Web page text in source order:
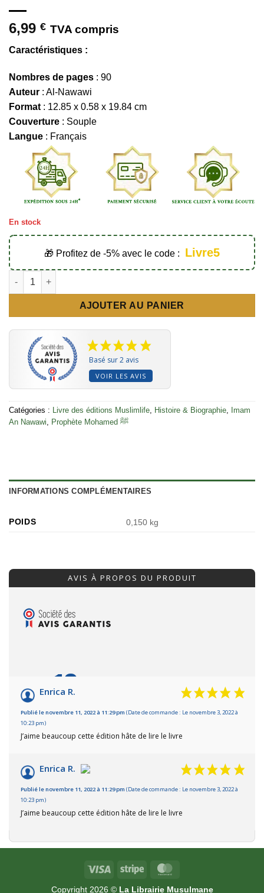
6,99 € TVA compris
Caractéristiques :
Nombres de pages : 90
Auteur : Al-Nawawi
Format : 12.85 x 0.58 x 19.84 cm
Couverture : Souple
Langue : Français
En stock
🎁 Profitez de -5% avec le code : Livre5
AJOUTER AU PANIER
Basé sur 2 avis
VOIR LES AVIS
Catégories : Livre des éditions Muslimlife Histoire & Biographie Imam
An Nawawi
Prophète Mohamed ﷺ
INFORMATIONS COMPLÉMENTAIRES
POIDS 0,150 kg
AVIS À PROPOS DU PRODUIT
10
Basé sur 2 avis
Enrica R.
Publié le novembre 11, 2022 à 11:29 pm (Date de commande : Le novembre 3, 2022 à
10:23 pm)
J’aime beaucoup cette édition hâte de lire le livre
Enrica R.
Publié le novembre 11, 2022 à 11:29 pm (Date de commande : Le novembre 3, 2022 à
10:23 pm)
J’aime beaucoup cette édition hâte de lire le livre
Visa Stripe
Copyright 2026 © La Librairie Musulmane